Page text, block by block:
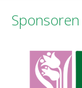
Sponsoren